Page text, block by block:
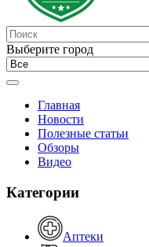
Выберите город
Главная
Новости
Полезные статьи
Обзоры
Видео
Категории
Аптеки